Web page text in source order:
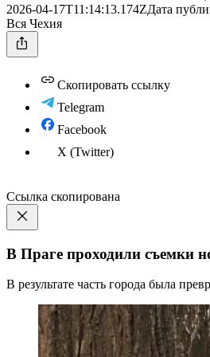
2026-04-17T11:14:13.174ZДата
Вся Чехия
Скопировать ссылку
Telegram
Facebook
X (Twitter)
Ссылка скопирована
В Праге проходили съемки
В результате часть города была